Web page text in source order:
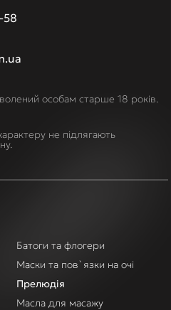
58
особам старше 18 років.
не підлягають
Батоги та флогери
Маски та пов`язки на очі
Прелюдія
Масла для масажу